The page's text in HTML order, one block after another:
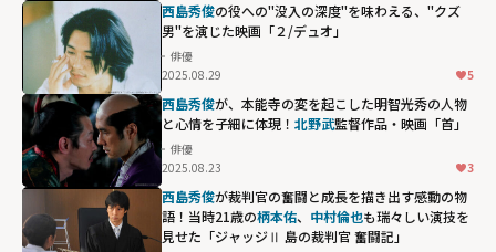
西島秀俊の役への"没入の深度"を味わえる、"クズ
男"を演じた映画「２/デュオ」
俳優
2025.08.29
5
西島秀俊が、本能寺の変を起こした明智光秀の人物
と心情を子細に体現！ 北野武監督作品・映画「首」
俳優
2025.08.23
3
西島秀俊が裁判官の奮闘と成長を描き出す感動の物
語！当時21歳の柄本佑、 中村倫也も瑞々しい演技を
見せた「ジャッジⅡ 島の裁判官 奮闘記」